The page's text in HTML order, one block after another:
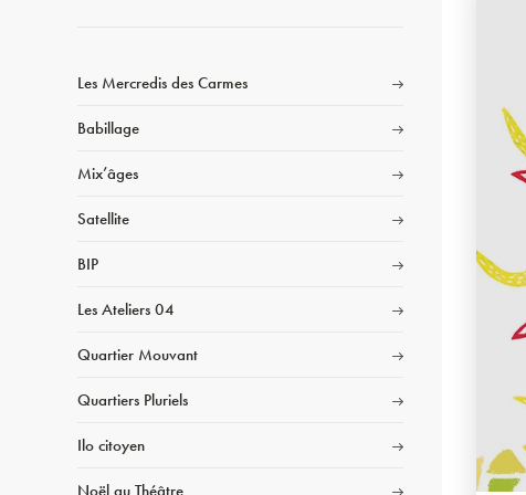
Les Mercredis des Carmes
Babillage
Mix’âges
Satellite
BIP
Les Ateliers 04
Quartier Mouvant
Quartiers Pluriels
Ilo citoyen
Noël au Théâtre